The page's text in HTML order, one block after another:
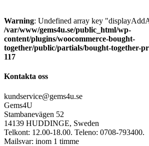
Warning: Undefined array key
/var/www/gems4u.se/public_html/wp-
content/plugins/woocommerce-bought-
together/public/partials/bought-together-
117
Kontakta oss
kundservice@gems4u.se
Gems4U
Stambanevägen 52
14139 HUDDINGE, Sweden
Telkont: 12.00-18.00. Teleno: 0708-793400.
Mailsvar: inom 1 timme